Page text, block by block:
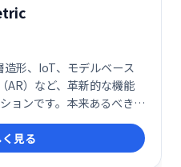
形、IoT、モデルベース
AR）など、革新的な機能
ョンです。本来あるべき方
プロセスを効率化し、高度
支援します。
見る